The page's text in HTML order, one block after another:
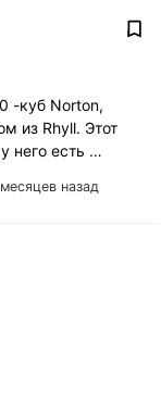
назад
-куб Norton,
из Rhyll. Этот
него есть …